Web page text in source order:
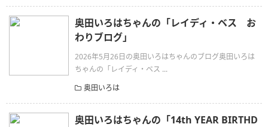
奥田いろはちゃんの「レイディ・ベス お
わりブログ」
2026年5月26日の奥田いろはちゃんのブログ奥田いろは
ちゃんの「レイディ・ベス ...
奥田いろは
奥田いろはちゃんの「14th YEAR BIRTHD